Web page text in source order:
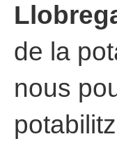
de la
nous